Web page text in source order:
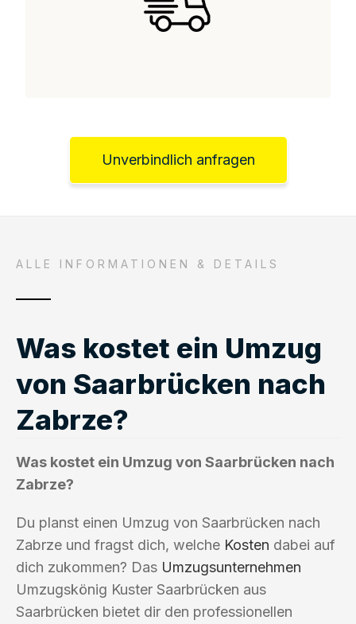
Unverbindlich anfragen
ALLE INFORMATIONEN & DETAILS
Was kostet ein Umzug
von Saarbrücken nach
Zabrze?
Was kostet ein Umzug von Saarbrücken nach
Zabrze?
Du planst einen Umzug von Saarbrücken nach
Zabrze und fragst dich, welche Kosten dabei auf
dich zukommen? Das Umzugsunternehmen
Umzugskönig Kuster Saarbrücken aus
Saarbrücken bietet dir den professionellen